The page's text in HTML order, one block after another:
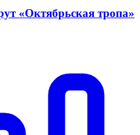
«Октябрьская тропа»